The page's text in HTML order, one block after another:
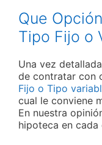
Que
Tipo Fijo o
Una vez
de contratar con
Fijo o Tipo
cual le conviene
En nuestra
hipoteca en cada